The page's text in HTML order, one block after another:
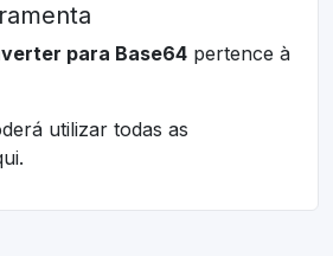
para Base64 pertence à
utilizar todas as